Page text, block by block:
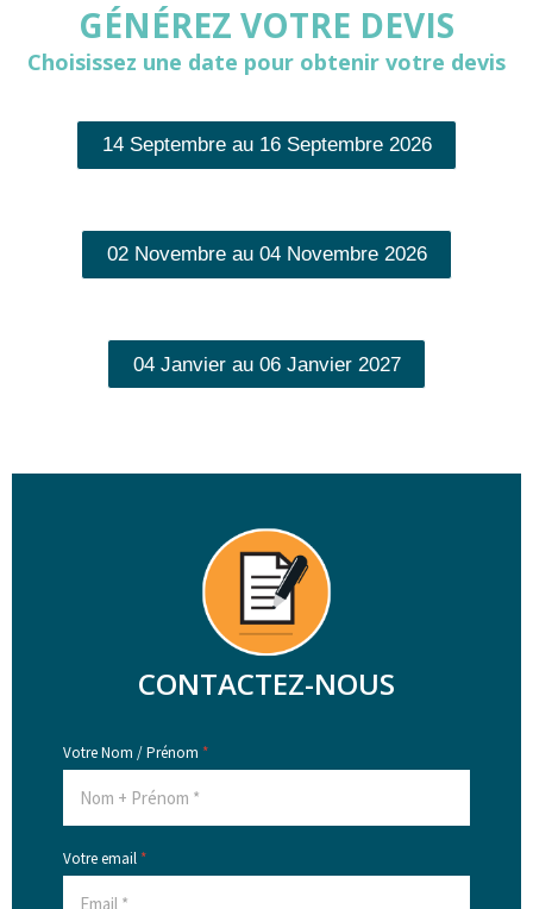
GÉNÉREZ VOTRE DEVIS
Choisissez une date pour obtenir votre devis
14 Septembre au 16 Septembre 2026
02 Novembre au 04 Novembre 2026
04 Janvier au 06 Janvier 2027
CONTACTEZ-NOUS
Votre Nom / Prénom *
Votre email *